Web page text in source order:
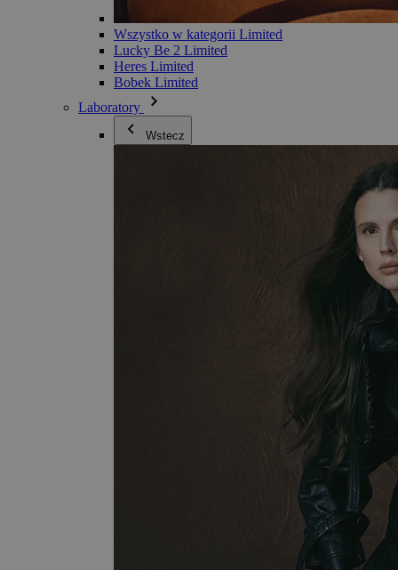
Wszystko w kategorii Limited
Lucky Be 2 Limited
Heres Limited
Bobek Limited
Laboratory
Wstecz